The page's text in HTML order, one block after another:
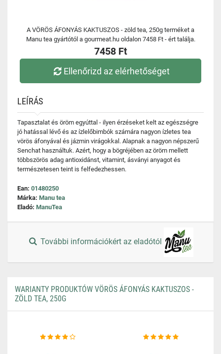
A VÖRÖS ÁFONYÁS KAKTUSZOS - zöld tea, 250g terméket a
Manu tea gyártótól a gourmeat.hu oldalon 7458 Ft - ért találja.
7458 Ft
Ellenőrizd az elérhetőséget
LEÍRÁS
Tapasztalat és öröm egyúttal - ilyen érzéseket kelt az egészségre
jó hatással lévő és az ízlelőbimbók számára nagyon ízletes tea
vörös áfonyával és jázmin virágokkal. Alapnak a nagyon népszerű
Senchat használtuk. Azért, hogy a bögréjében az öröm mellett
többszörös adag antioxidánst, vitamint, ásványi anyagot és
természetesen teint is felfedezhessen.
Ean: 01480250
Márka: Manu tea
Eladó: ManuTea
További információkért az eladótól
WARIANTY PRODUKTÓW VÖRÖS ÁFONYÁS KAKTUSZOS -
ZÖLD TEA, 250G